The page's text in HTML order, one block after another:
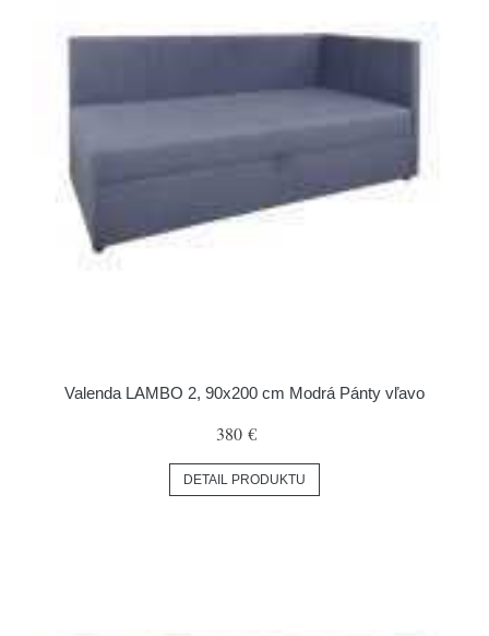
Valenda LAMBO 2, 90x200 cm Modrá Pánty vľavo
380 €
DETAIL PRODUKTU